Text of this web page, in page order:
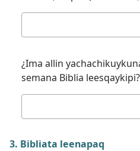
¿Ima allin
semana Biblia leesqaykipi?
3. Bibliata leenapaq